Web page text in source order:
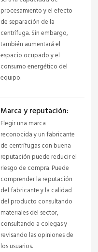
procesamiento y el efecto
de separación de la
centrífuga. Sin embargo,
también aumentará el
espacio ocupado y el
consumo energético del
equipo.
Marca y reputación:
Elegir una marca
reconocida y un fabricante
de centrífugas con buena
reputación puede reducir el
riesgo de compra. Puede
comprender la reputación
del fabricante y la calidad
del producto consultando
materiales del sector,
consultando a colegas y
revisando las opiniones de
los usuarios.